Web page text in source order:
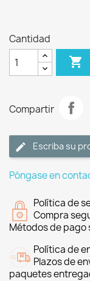
Cantidad

Compartir
Escriba su
Póngase en
Política de
Compra
Métodos de pago
Política de
Plazos de
paquetes